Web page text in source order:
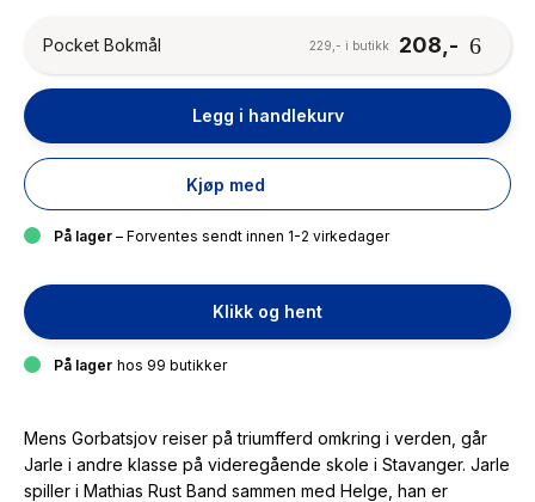
Pocket Bokmål
208,-
229,- i butikk
Legg i handlekurv
Kjøp med
På lager – Forventes sendt innen 1-2 virkedager
Klikk og hent
På lager hos 99 butikker
Mens Gorbatsjov reiser på triumfferd omkring i verden, går
Jarle i andre klasse på videregående skole i Stavanger. Jarle
spiller i Mathias Rust Band sammen med Helge, han er